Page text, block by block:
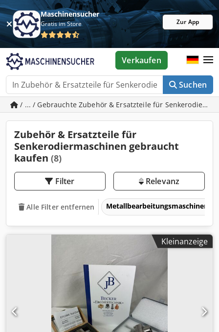
Maschinensucher
Gratis im Store Zur App
Suchen
Verkaufen
/ ... / Gebrauchte Zubehör & Ersatzteile für
Zubehör & Ersatzteile für
Senkerodiermaschinen gebraucht
kaufen (8)
Filter Relevanz
Alle Filter entfernen Metallbearbeitungsmaschinen
Kleinanzeige